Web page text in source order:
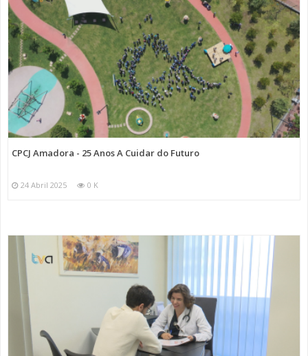
CPCJ Amadora - 25 Anos A Cuidar do Futuro
24 Abril 2025 0 K